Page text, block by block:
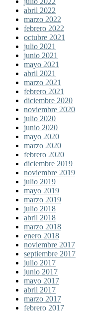
abril 2022
marzo 2022
febrero 2022
octubre 2021
julio 2021
junio 2021
mayo 2021
abril 2021
marzo 2021
febrero 2021
diciembre 2020
noviembre 2020
julio 2020
junio 2020
mayo 2020
marzo 2020
febrero 2020
diciembre 2019
noviembre 2019
julio 2019
mayo 2019
marzo 2019
julio 2018
abril 2018
marzo 2018
enero 2018
noviembre 2017
septiembre 2017
julio 2017
junio 2017
mayo 2017
abril 2017
marzo 2017
febrero 2017